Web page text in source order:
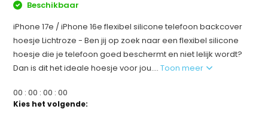
Beschikbaar
iPhone 17e / iPhone 16e flexibel silicone telefoon backcover
hoesje Lichtroze - Ben jij op zoek naar een flexibel silicone
hoesje die je telefoon goed beschermt en niet lelijk wordt?
Dan is dit het ideale hoesje voor jou....Toon meer
00 :00 :00 :00
Kies het volgende: